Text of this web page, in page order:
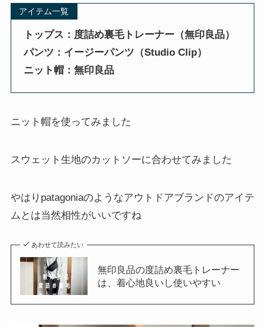
アイテム一覧
トップス：度詰め裏毛トレーナー（無印良品）
パンツ：イージーパンツ（Studio Clip）
ニット帽：無印良品
ニット帽を使ってみました
スウェット生地のカットソーに合わせてみました
やはりpatagoniaのようなアウトドアブランドのアイテ
ムとは当然相性がいいですね
あわせて読みたい
無印良品の度詰め裏毛トレーナー
は、着心地良いし使いやすい